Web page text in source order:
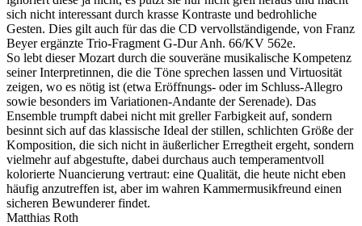
sich nicht interessant durch krasse Kontraste und bedrohliche
Gesten. Dies gilt auch für das die CD vervollständigende, von Franz
Beyer ergänzte Trio-Fragment G-Dur Anh. 66/KV 562e.
So lebt dieser Mozart durch die souveräne musikalische Kompetenz
seiner Interpretinnen, die die Töne sprechen lassen und Virtuosität
zeigen, wo es nötig ist (etwa Eröffnungs- oder im Schluss-Allegro
sowie besonders im Variationen-Andante der Serenade). Das
Ensemble trumpft dabei nicht mit greller Farbigkeit auf, sondern
besinnt sich auf das klassische Ideal der stillen, schlichten Größe der
Komposition, die sich nicht in äußerlicher Erregtheit ergeht, sondern
vielmehr auf abgestufte, dabei durchaus auch temperamentvoll
kolorierte Nuancierung vertraut: eine Qualität, die heute nicht eben
häufig anzutreffen ist, aber im wahren Kammermusikfreund einen
sicheren Bewunderer findet.
Matthias Roth